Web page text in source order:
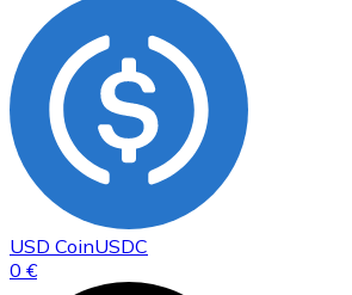
USD CoinUSDC
0 €